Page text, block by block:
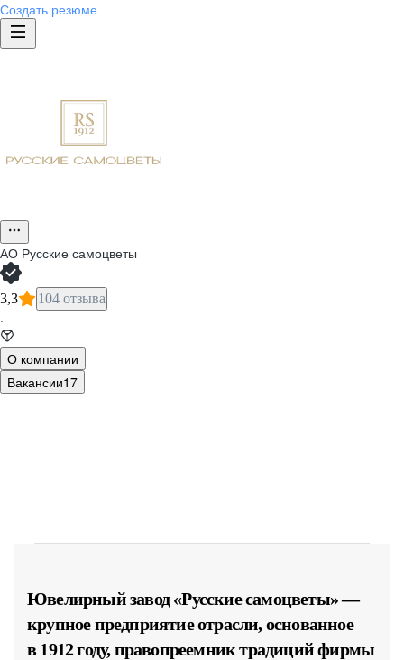
Создать резюме
АО Русские самоцветы
3,3 104 отзыва
·
О компании
Вакансии17
Ювелирный завод «Русские самоцветы» —
крупное предприятие отрасли, основанное
в 1912 году, правопреемник традиций фирмы